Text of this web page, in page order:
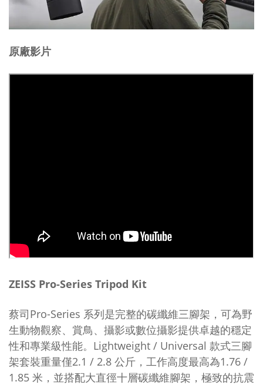
原廠影片
ZEISS Pro-Series Tripod Kit
蔡司Pro-Series 系列是完整的碳纖維三腳架，可為野
生動物觀察、賞鳥、攝影或數位攝影提供卓越的穩定
性和專業級性能。Lightweight / Universal 款式三腳
架套裝重量僅2.1 / 2.8 公斤，工作高度最高為1.76 /
1.85 米，並搭配大直徑十層碳纖維腳架，極致的抗震